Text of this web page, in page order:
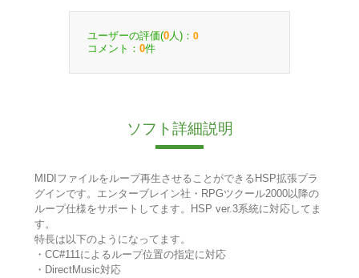
ユーザーの評価(0 人)： 0
コメント： 0件
ソフト詳細説明
MIDIファイルをループ再生させることができるHSP拡張プラ
グインです。エンターブレイン社・RPGツクール2000以降の
ループ仕様をサポートしてます。HSP ver.3系統に対応してま
す。
特長は以下のようになってます。
・CC#111によるループ位置の指定に対応
・DirectMusic対応